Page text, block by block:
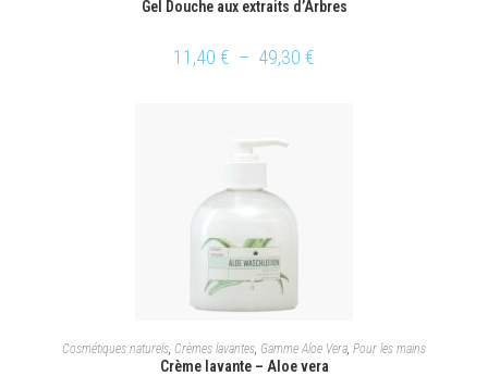
Gel Douche aux extraits d’Arbres
11,40 € – 49,30 €
CHOIX DES OPTIONS
Cosmétiques naturels Crèmes lavantes Gamme Aloe Vera Pour les mains
Crème lavante – Aloe vera